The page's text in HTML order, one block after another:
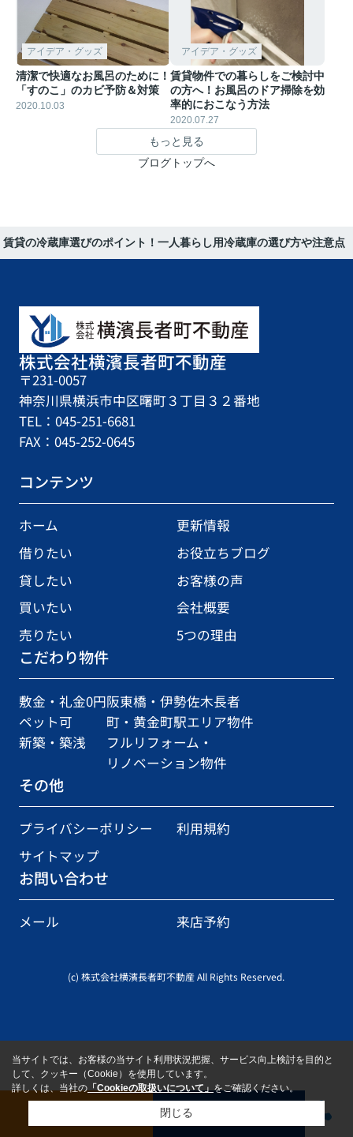
アイデア・グッズ
清潔で快適なお風呂のために！
「すのこ」のカビ予防＆対策
2020.10.03
アイデア・グッズ
賃貸物件での暮らしをご検討中
の方へ！お風呂のドア掃除を効
率的におこなう方法
2020.07.27
もっと見る
ブログトップへ
賃貸の冷蔵庫選びのポイント！一人暮らし用冷蔵庫の選び方や注意点
株式会社横濱長者町不動産
〒231-0057
神奈川県横浜市中区曙町３丁目３２番地
TEL：045-251-6681
FAX：045-252-0645
コンテンツ
ホーム
更新情報
借りたい
お役立ちブログ
貸したい
お客様の声
買いたい
会社概要
売りたい
5つの理由
こだわり物件
敷金・礼金0円
ペット可
新築・築浅
阪東橋・伊勢佐木長者
町・黄金町駅エリア物件
フルリフォーム・
リノベーション物件
その他
プライバシーポリシー
利用規約
サイトマップ
お問い合わせ
メール 来店予約
(c) 株式会社横濱長者町不動産 All Rights Reserved.
当サイトでは、お客様の当サイト利用状況把握、サービス向上検討を目的と
して、クッキー（Cookie）を使用しています。
詳しくは、当社の 「Cookieの取扱いについて」 をご確認ください。
閉じる